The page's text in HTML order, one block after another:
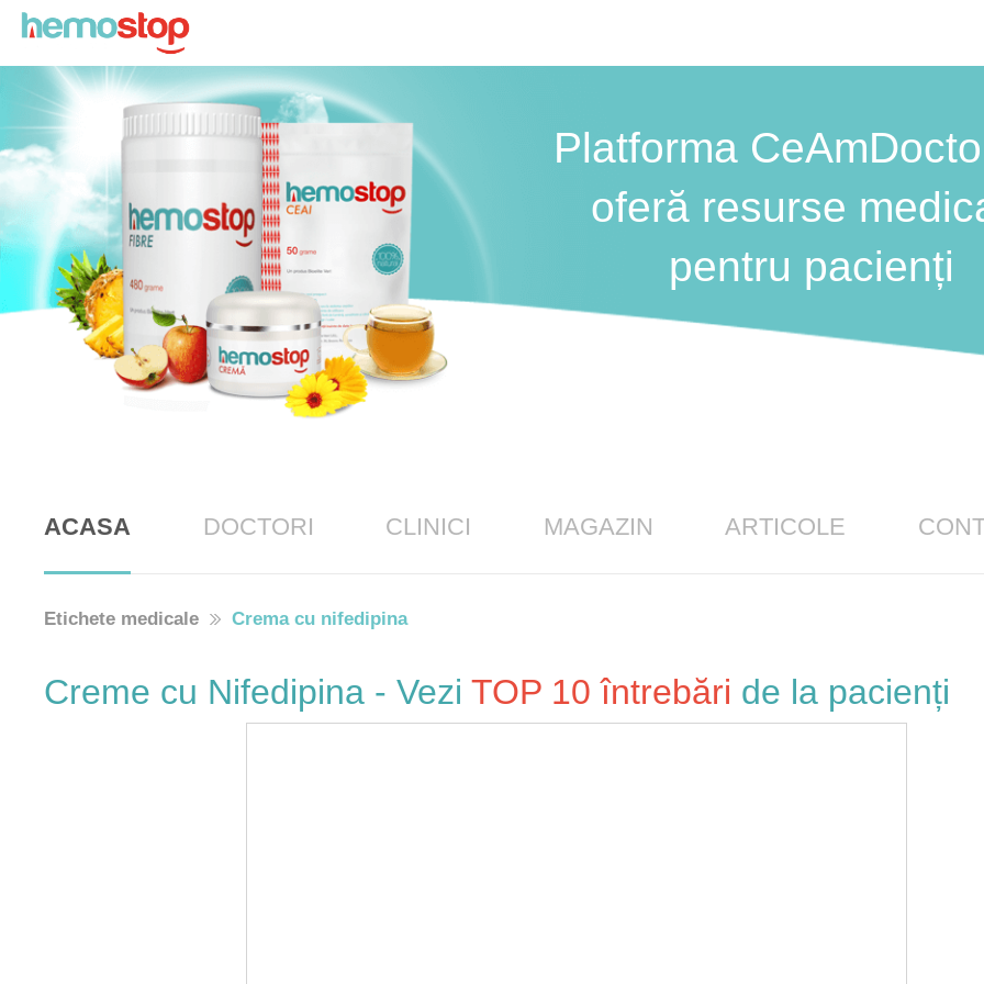
Platforma
oferă resurse
pentru pacienți
ACASA DOCTORI CLINICI MAGAZIN ARTICOLE
Etichete medicale Crema cu nifedipina
Creme cu Nifedipina - Vezi TOP 10 întrebări de la pacienți